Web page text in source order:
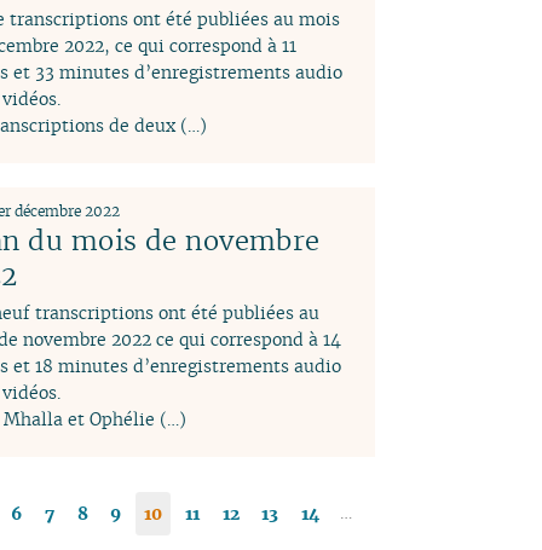
transcriptions ont été publiées au mois
2022, ce qui correspond à 11
et 33 minutes d’enregistrements audio
de deux (…)
du mois de novembre
décembre 2022
transcriptions ont été publiées au
novembre 2022 ce qui correspond à 14
et 18 minutes d’enregistrements audio
Mhalla et Ophélie (…)
6 7 8 9 10 11 12 13 14 …